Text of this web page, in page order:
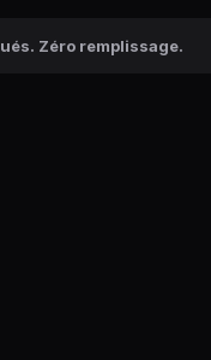
Zéro remplissage.